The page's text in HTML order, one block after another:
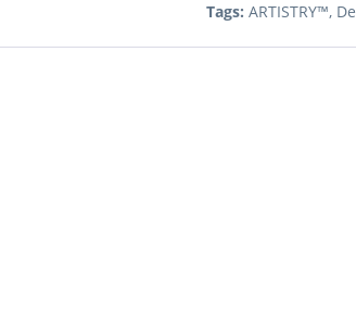
Tags: ARTISTRY™,